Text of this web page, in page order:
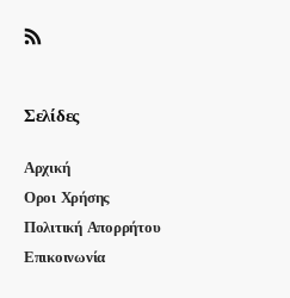
Σελίδες
Αρχική
Οροι Χρήσης
Πολιτική Απορρήτου
Επικοινωνία